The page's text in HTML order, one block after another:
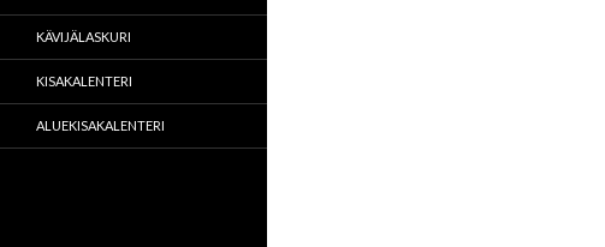
KÄVIJÄLASKURI
KISAKALENTERI
ALUEKISAKALENTERI